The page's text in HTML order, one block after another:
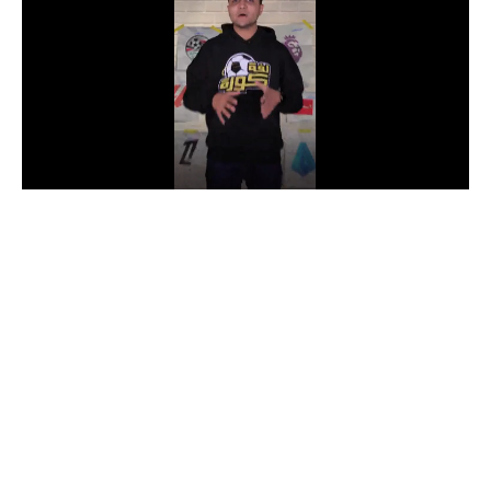
الدوري السعودي للمحترفين